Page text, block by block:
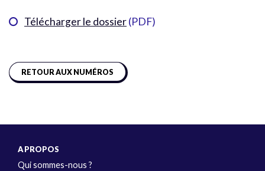
Télécharger le dossier(PDF)
RETOUR AUX NUMÉROS
A PROPOS
Qui sommes-nous ?